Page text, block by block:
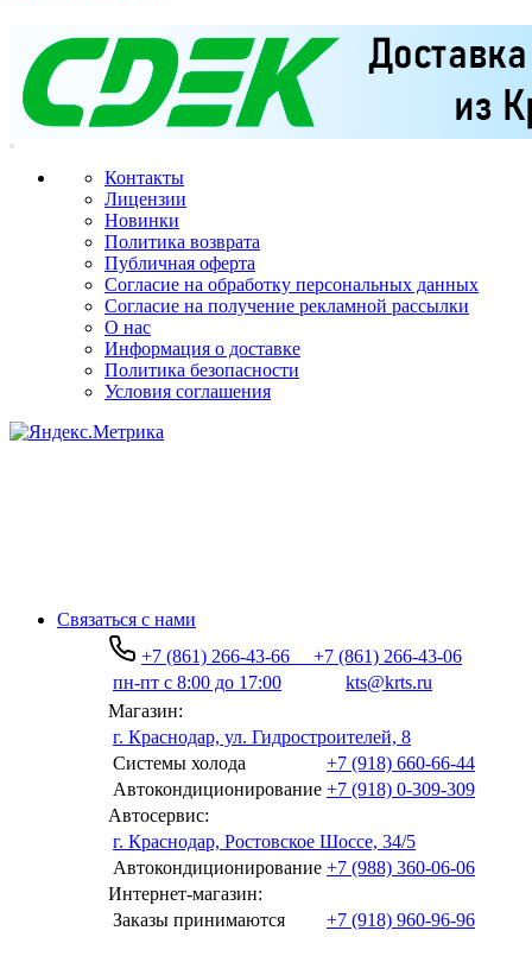
Контакты
Лицензии
Новинки
Политика возврата
Публичная оферта
Согласие на обработку персональных данных
Согласие на получение рекламной рассылки
О нас
Информация о доставке
Политика безопасности
Условия соглашения
Связаться с нами
+7 (861) 266-43-66
+7 (861) 266-43-06
пн-пт с 8:00 до 17:00
kts@krts.ru
Магазин:
г. Краснодар, ул. Гидростроителей, 8
Системы холода
+7 (918) 660-66-44
Автокондиционирование +7 (918) 0-309-309
Автосервис:
г. Краснодар, Ростовское Шоссе, 34/5
Автокондиционирование +7 (988) 360-06-06
Интернет-магазин:
Заказы принимаются
+7 (918) 960-96-96